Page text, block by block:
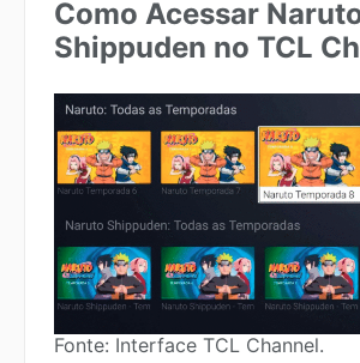
Como Acessar
Shippuden no TCL
Fonte: Interface TCL Channel.